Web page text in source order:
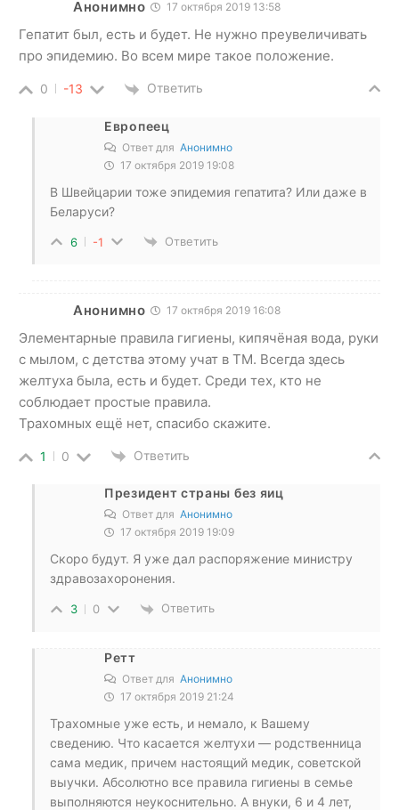
Анонимно 17 октября 2019 13:58
Гепатит был, есть и будет. Не нужно преувеличивать
про эпидемию. Во всем мире такое положение.
0 -13 Ответить
Европеец
Ответ для Анонимно
17 октября 2019 19:08
В Швейцарии тоже эпидемия гепатита? Или даже в
Беларуси?
6 -1 Ответить
Анонимно 17 октября 2019 16:08
Элементарные правила гигиены, кипячёная вода, руки
с мылом, с детства этому учат в ТМ. Всегда здесь
желтуха была, есть и будет. Среди тех, кто не
соблюдает простые правила.
Трахомных ещё нет, спасибо скажите.
1 0 Ответить
Президент страны без яиц
Ответ для Анонимно
17 октября 2019 19:09
Скоро будут. Я уже дал распоряжение министру
здравозахоронения.
3 0 Ответить
Ретт
Ответ для Анонимно
17 октября 2019 21:24
Трахомные уже есть, и немало, к Вашему
сведению. Что касается желтухи — родственница
сама медик, причем настоящий медик, советской
выучки. Абсолютно все правила гигиены в семье
выполняются неукоснительно. А внуки, 6 и 4 лет,